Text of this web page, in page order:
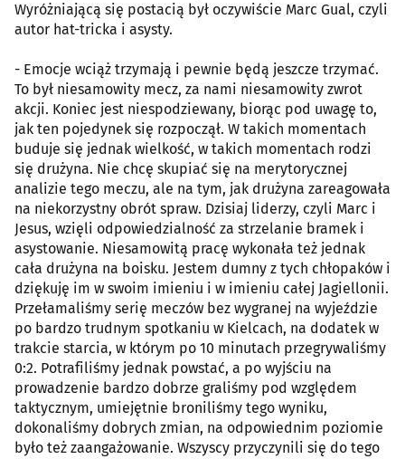
Wyróżniającą się postacią był oczywiście Marc Gual, czyli
autor hat-tricka i asysty.
- Emocje wciąż trzymają i pewnie będą jeszcze trzymać.
To był niesamowity mecz, za nami niesamowity zwrot
akcji. Koniec jest niespodziewany, biorąc pod uwagę to,
jak ten pojedynek się rozpoczął. W takich momentach
buduje się jednak wielkość, w takich momentach rodzi
się drużyna. Nie chcę skupiać się na merytorycznej
analizie tego meczu, ale na tym, jak drużyna zareagowała
na niekorzystny obrót spraw. Dzisiaj liderzy, czyli Marc i
Jesus, wzięli odpowiedzialność za strzelanie bramek i
asystowanie. Niesamowitą pracę wykonała też jednak
cała drużyna na boisku. Jestem dumny z tych chłopaków i
dziękuję im w swoim imieniu i w imieniu całej Jagiellonii.
Przełamaliśmy serię meczów bez wygranej na wyjeździe
po bardzo trudnym spotkaniu w Kielcach, na dodatek w
trakcie starcia, w którym po 10 minutach przegrywaliśmy
0:2. Potrafiliśmy jednak powstać, a po wyjściu na
prowadzenie bardzo dobrze graliśmy pod względem
taktycznym, umiejętnie broniliśmy tego wyniku,
dokonaliśmy dobrych zmian, na odpowiednim poziomie
było też zaangażowanie. Wszyscy przyczynili się do tego